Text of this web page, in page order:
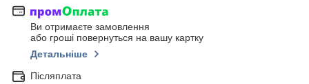
Ви отримаєте замовлення
або гроші повернуться на вашу картку
Детальніше
Післяплата